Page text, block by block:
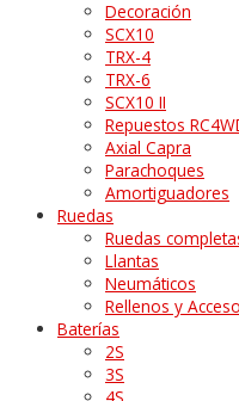
Decoración
SCX10
TRX-4
TRX-6
SCX10 II
Repuestos
Axial Capra
Parachoques
Amortiguadores
Ruedas
Ruedas
Llantas
Neumáticos
Rellenos y
Baterías
2S
3S